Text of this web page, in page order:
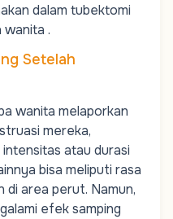
dalam tubektomi
wanita .
Setelah
wanita melaporkan
mereka,
atau durasi
bisa meliputi rasa
di area perut. Namun,
efek samping